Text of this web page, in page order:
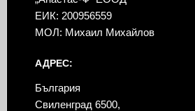
ЕИК: 200956559
МОЛ: Михаил Михайлов
АДРЕС:
България
Свиленград 6500,